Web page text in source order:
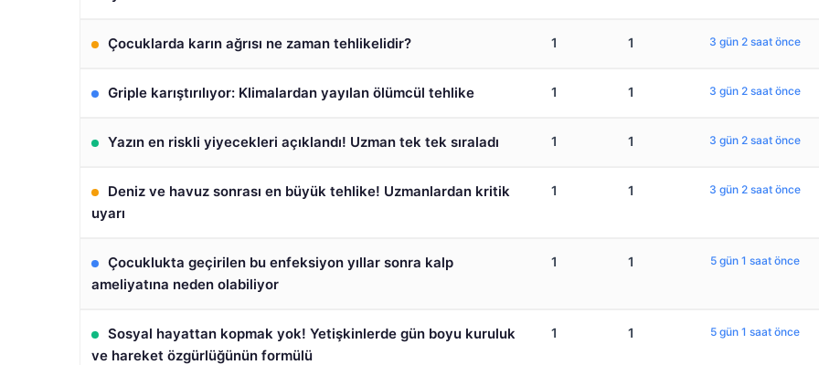
Çocuklarda karın ağrısı ne zaman tehlikelidir? 1 1 3 gün 2 saat önce
Griple karıştırılıyor: Klimalardan yayılan ölümcül tehlike 1 1 3 gün 2 saat önce
Yazın en riskli yiyecekleri açıklandı! Uzman tek tek sıraladı 1 1 3 gün 2 saat önce
Deniz ve havuz sonrası en büyük tehlike! Uzmanlardan kritik
uyarı
1 1 3 gün 2 saat önce
Çocuklukta geçirilen bu enfeksiyon yıllar sonra kalp
ameliyatına neden olabiliyor
1 1 5 gün 1 saat önce
Sosyal hayattan kopmak yok! Yetişkinlerde gün boyu kuruluk
ve hareket özgürlüğünün formülü
1 1 5 gün 1 saat önce